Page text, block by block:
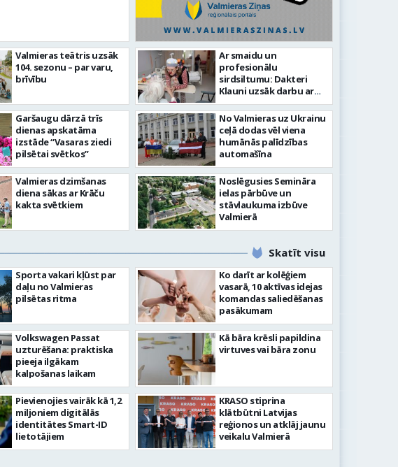
teātra līdz laikmetīgās kultūras
kā attīstīsies “Kurtuve”
Valmieras teātris uzsāk
104. sezonu – par varu,
brīvību
Garšaugu dārzā trīs
dienas apskatāma
izstāde “Vasaras ziedi
pilsētai svētkos”
Valmieras dzimšanas
diena sākas ar Krāču
kakta svētkiem
Ar smaidu un
profesionālu
sirdsiltumu: Dakteri
Klauni uzsāk darbu ar
senioriem Vidzemes
slimnīcā
No Valmieras uz Ukrainu
ceļā dodas vēl viena
humānās palīdzības
automašīna
Noslēgusies Semināra
ielas pārbūve un
stāvlaukuma izbūve
Valmierā
Skatīt visu
Sporta vakari kļūst par
daļu no Valmieras
pilsētas ritma
Volkswagen Passat
uzturēšana: praktiska
pieeja ilgākam
kalpošanas laikam
Pievienojies vairāk kā 1,2
miljoniem digitālās
identitātes Smart-ID
lietotājiem
Ko darīt ar kolēģiem
vasarā, 10 aktīvas idejas
komandas saliedēšanas
pasākumam
Kā bāra krēsli papildina
virtuves vai bāra zonu
KRASO stiprina
klātbūtni Latvijas
reģionos un atklāj jaunu
veikalu Valmierā